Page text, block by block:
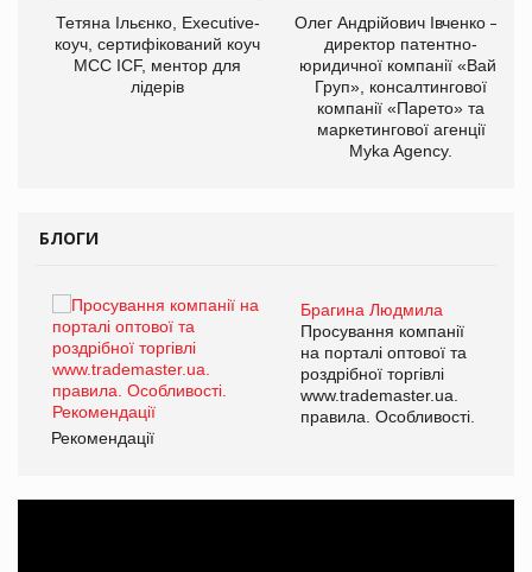
Тетяна Ільєнко, Executive-
коуч, сертифікований коуч
МСС ICF, ментор для
лідерів
Олег Андрійович Івченко —
директор патентно-
юридичної компанії «Вайз
Груп», консалтингової
компанії «Парето» та
маркетингової агенції
Myka Agency.
БЛОГИ
Брагина Людмила
Просування компанії
на порталі оптової та
роздрібної торгівлі
www.trademaster.ua.
правила. Особливості.
Рекомендації